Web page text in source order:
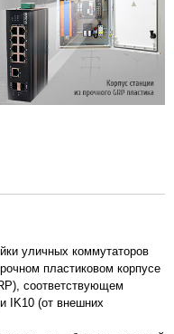
уличных коммутаторов
пластиковом корпусе
соответствующем
IK10 (от внешних